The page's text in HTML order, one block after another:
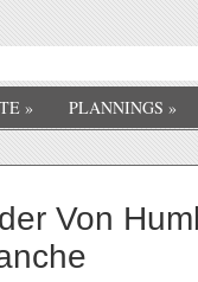
» PLANNINGS »
Von